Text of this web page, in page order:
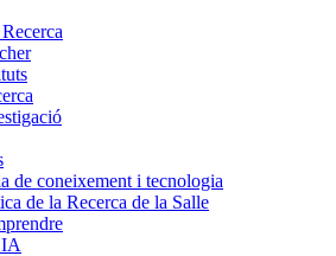
de coneixement i tecnologia
de la Recerca de la Salle